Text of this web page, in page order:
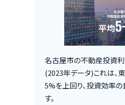
名古屋市の不動産投資
(2023年データ)これは、
5%を上回り、投資効率
す。